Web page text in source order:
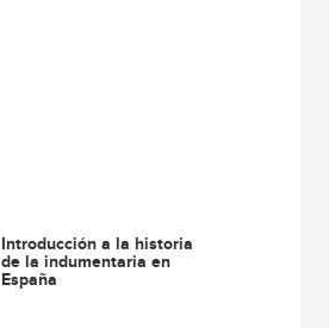
Introducción a la historia
de la indumentaria en
España